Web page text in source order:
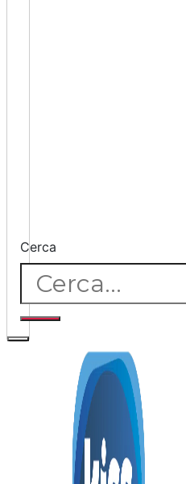
Cerca